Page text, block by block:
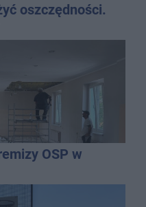
oszczędności.
OSP w